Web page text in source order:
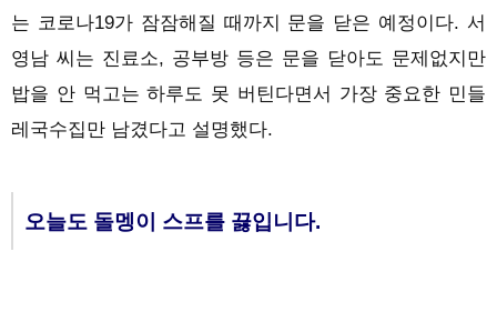
는 코로나19가 잠잠해질 때까지 문을 닫은 예정이다. 서
영남 씨는 진료소, 공부방 등은 문을 닫아도 문제없지만
밥을 안 먹고는 하루도 못 버틴다면서 가장 중요한 민들
레국수집만 남겼다고 설명했다.
오늘도 돌멩이 스프를 끓입니다.